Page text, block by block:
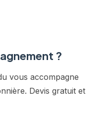
?
vous accompagne
Devis gratuit et